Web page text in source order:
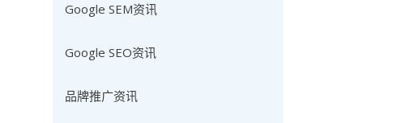
Google SEM资讯
Google SEO资讯
品牌推广资讯